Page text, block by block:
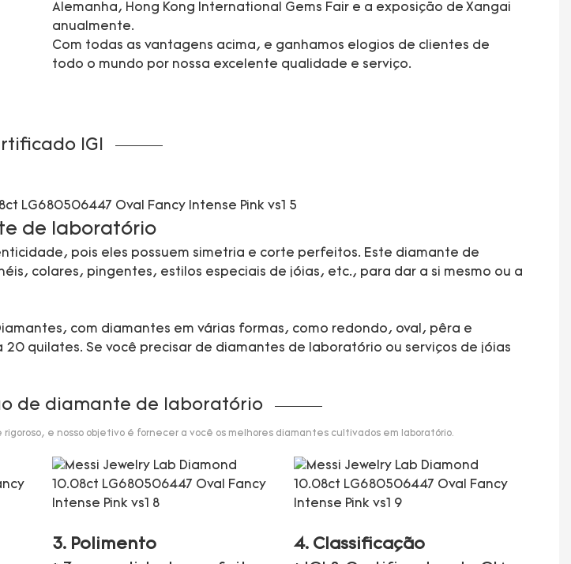
Alemanha, Hong Kong International Gems Fair e a exposição de Xangai
anualmente.
Com todas as vantagens acima, e ganhamos elogios de clientes de
todo o mundo por nossa excelente qualidade e serviço.
IGI
de laboratório
pois eles possuem simetria e corte perfeitos. Este diamante de
colares, pingentes, estilos especiais de jóias, etc., para dar a si mesmo ou a
com diamantes em várias formas, como redondo, oval, pêra e
quilates. Se você precisar de diamantes de laboratório ou serviços de jóias
de diamante de laboratório
e nosso objetivo é fornecer a você os melhores diamantes cultivados em laboratório.
3. Polimento
4. Classificação